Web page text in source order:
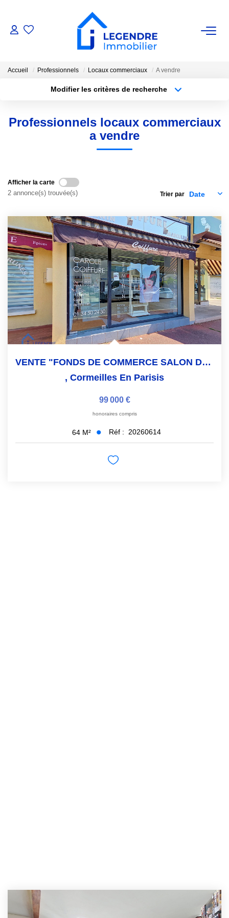
VENTE
Nos Biens Vendus
ESTIMATION
Qui Sommes-Nous ?
Nous Rejoindre
Avis Clients
NOS OUTILS
ACTUALITÉS
CONTACT
Accueil Professionnels Locaux commerciaux A vendre
Modifier les critères de recherche
Budget max
Professionnels locaux commerciaux
a vendre
Afficher la carte
2 annonce(s) trouvée(s) Trier par
VENTE "FONDS DE COMMERCE SALON DE COIFFURE" CORMEILLES EN...
, Cormeilles En Parisis
99 000 €
honoraires compris
64 M² Réf : 20260614